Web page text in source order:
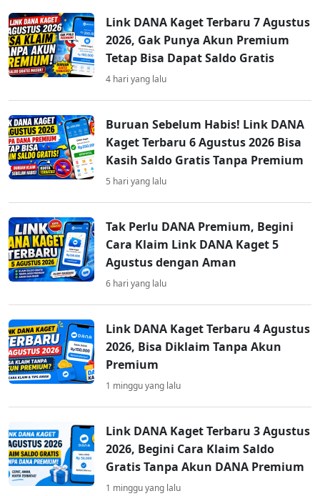
Link DANA Kaget Terbaru 7 Agustus
2026, Gak Punya Akun Premium
Tetap Bisa Dapat Saldo Gratis
4 hari yang lalu
Buruan Sebelum Habis! Link DANA
Kaget Terbaru 6 Agustus 2026 Bisa
Kasih Saldo Gratis Tanpa Premium
5 hari yang lalu
Tak Perlu DANA Premium, Begini
Cara Klaim Link DANA Kaget 5
Agustus dengan Aman
6 hari yang lalu
Link DANA Kaget Terbaru 4 Agustus
2026, Bisa Diklaim Tanpa Akun
Premium
1 minggu yang lalu
Link DANA Kaget Terbaru 3 Agustus
2026, Begini Cara Klaim Saldo
Gratis Tanpa Akun DANA Premium
1 minggu yang lalu